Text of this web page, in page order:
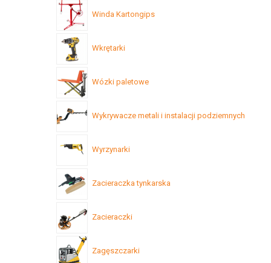
Winda Kartongips
Wkrętarki
Wózki paletowe
Wykrywacze metali i instalacji podziemnych
Wyrzynarki
Zacieraczka tynkarska
Zacieraczki
Zagęszczarki